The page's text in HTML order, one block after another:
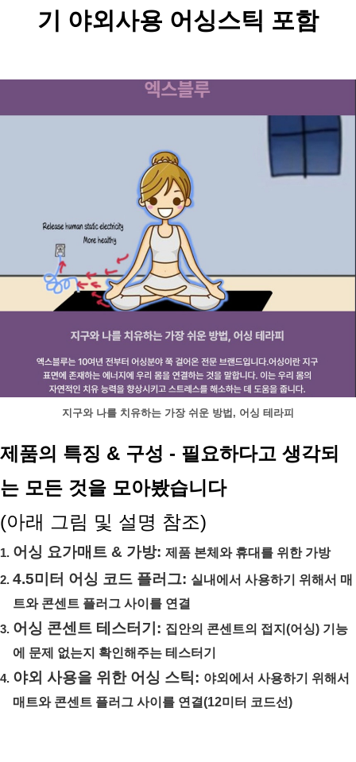
기 야외사용 어싱스틱 포함
지구와 나를 치유하는 가장 쉬운 방법, 어싱 테라피
제품의 특징 & 구성 - 필요하다고 생각되
는 모든 것을 모아봤습니다
(아래 그림 및 설명 참조)
어싱 요가매트 & 가방: 제품 본체와 휴대를 위한 가방
4.5미터 어싱 코드 플러그: 실내에서 사용하기 위해서 매
트와 콘센트 플러그 사이를 연결
어싱 콘센트 테스터기: 집안의 콘센트의 접지(어싱) 기능
에 문제 없는지 확인해주는 테스터기
야외 사용을 위한 어싱 스틱: 야외에서 사용하기 위해서
매트와 콘센트 플러그 사이를 연결(12미터 코드선)